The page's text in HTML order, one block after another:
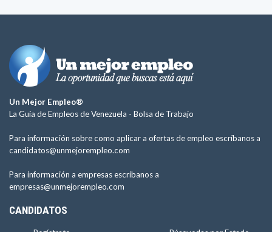
Un Mejor Empleo®
La Guía de Empleos de Venezuela - Bolsa de Trabajo
Para información sobre como aplicar a ofertas de empleo escríbanos a
candidatos@unmejorempleo.com
Para información a empresas escríbanos a
empresas@unmejorempleo.com
CANDIDATOS